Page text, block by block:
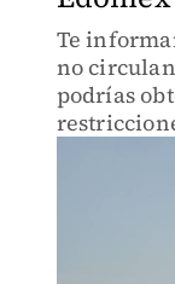
Te
no
podrías